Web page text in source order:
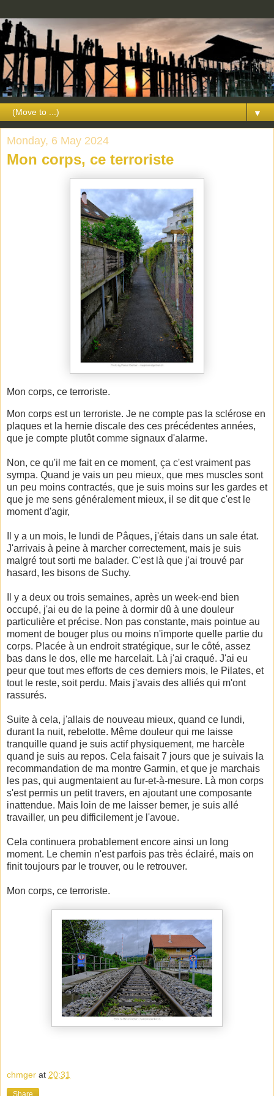
▼
Monday, 6 May 2024
Mon corps, ce terroriste
Mon corps, ce terroriste.
Mon corps est un terroriste. Je ne compte pas la sclérose en
plaques et la hernie discale des ces précédentes années,
que je compte plutôt comme signaux d'alarme.
Non, ce qu'il me fait en ce moment, ça c'est vraiment pas
sympa. Quand je vais un peu mieux, que mes muscles sont
un peu moins contractés, que je suis moins sur les gardes et
que je me sens généralement mieux, il se dit que c'est le
moment d'agir,
Il y a un mois, le lundi de Pâques, j'étais dans un sale état.
J'arrivais à peine à marcher correctement, mais je suis
malgré tout sorti me balader. C'est là que j'ai trouvé par
hasard, les bisons de Suchy.
Il y a deux ou trois semaines, après un week-end bien
occupé, j'ai eu de la peine à dormir dû à une douleur
particulière et précise. Non pas constante, mais pointue au
moment de bouger plus ou moins n'importe quelle partie du
corps. Placée à un endroit stratégique, sur le côté, assez
bas dans le dos, elle me harcelait. Là j'ai craqué. J'ai eu
peur que tout mes efforts de ces derniers mois, le Pilates, et
tout le reste, soit perdu. Mais j'avais des alliés qui m'ont
rassurés.
Suite à cela, j'allais de nouveau mieux, quand ce lundi,
durant la nuit, rebelotte. Même douleur qui me laisse
tranquille quand je suis actif physiquement, me harcèle
quand je suis au repos. Cela faisait 7 jours que je suivais la
recommandation de ma montre Garmin, et que je marchais
les pas, qui augmentaient au fur-et-à-mesure. Là mon corps
s'est permis un petit travers, en ajoutant une composante
inattendue. Mais loin de me laisser berner, je suis allé
travailler, un peu difficilement je l'avoue.
Cela continuera probablement encore ainsi un long
moment. Le chemin n'est parfois pas très éclairé, mais on
finit toujours par le trouver, ou le retrouver.
Mon corps, ce terroriste.
chmger at 20:31
Share